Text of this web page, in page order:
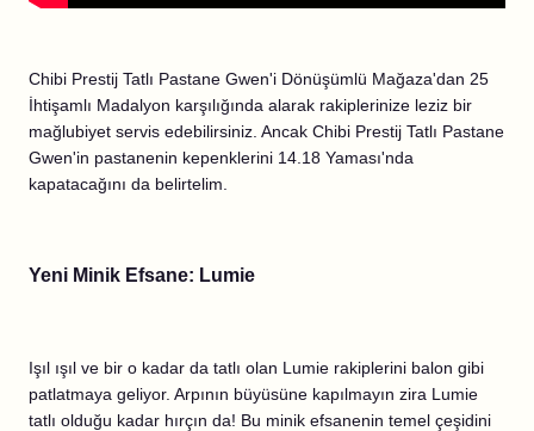
Chibi Prestij Tatlı Pastane Gwen'i Dönüşümlü Mağaza'dan 25
İhtişamlı Madalyon karşılığında alarak rakiplerinize leziz bir
mağlubiyet servis edebilirsiniz. Ancak Chibi Prestij Tatlı Pastane
Gwen'in pastanenin kepenklerini 14.18 Yaması'nda
kapatacağını da belirtelim.
Yeni Minik Efsane: Lumie
Işıl ışıl ve bir o kadar da tatlı olan Lumie rakiplerini balon gibi
patlatmaya geliyor. Arpının büyüsüne kapılmayın zira Lumie
tatlı olduğu kadar hırçın da! Bu minik efsanenin temel çeşidini